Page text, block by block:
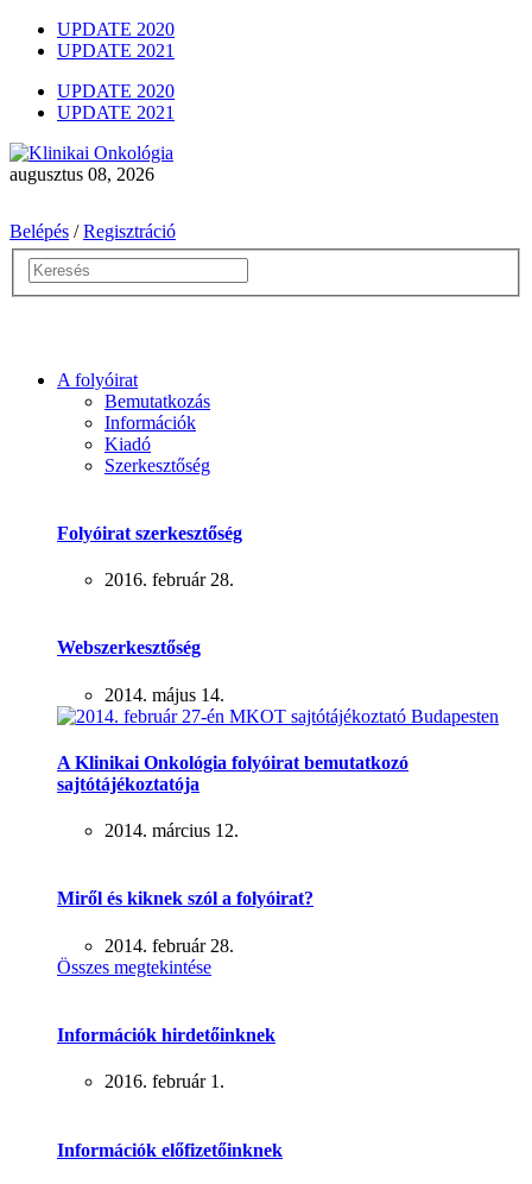
UPDATE 2020
UPDATE 2021
UPDATE 2020
UPDATE 2021
augusztus 08, 2026
Belépés / Regisztráció
A folyóirat
Bemutatkozás
Információk
Kiadó
Szerkesztőség
Folyóirat szerkesztőség
2016. február 28.
Webszerkesztőség
2014. május 14.
A Klinikai Onkológia folyóirat bemutatkozó
sajtótájékoztatója
2014. március 12.
Miről és kiknek szól a folyóirat?
2014. február 28.
Összes megtekintése
Információk hirdetőinknek
2016. február 1.
Információk előfizetőinknek